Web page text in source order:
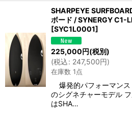
SHARPEYE
ボード / SYNERGY C1-
[SYC1L0001]
225,000円(税別)
(税込: 247,500円)
在庫数 1点
爆発的パフォーマンス
のシグネチャーモデル
はSHA…